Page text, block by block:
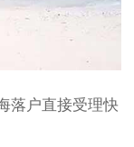
落户直接受理快